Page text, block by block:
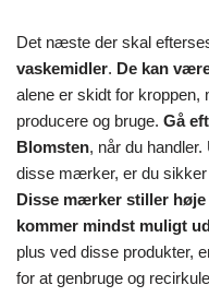
Det næste der skal
vaskemidler. De kan
alene er skidt for kroppen,
producere og bruge. Gå
Blomsten, når du
disse mærker, er du
Disse mærker stiller
kommer mindst muligt
plus ved disse produkter,
for at genbruge og